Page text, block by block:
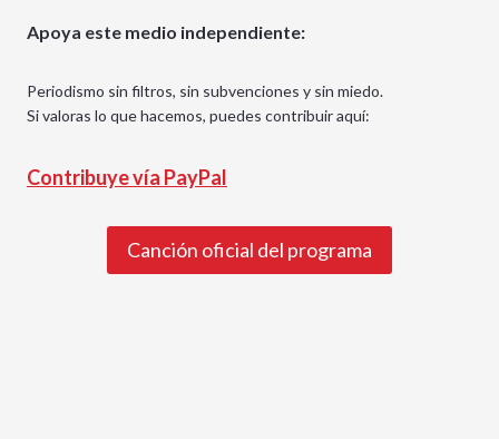
Apoya este medio independiente:
Periodismo sin filtros, sin subvenciones y sin miedo.
Si valoras lo que hacemos, puedes contribuir aquí:
Contribuye vía PayPal
Canción oficial del programa